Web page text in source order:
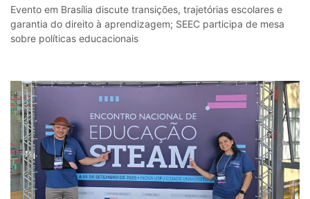
Evento em Brasília discute transições, trajetórias escolares e
garantia do direito à aprendizagem; SEEC participa de mesa
sobre políticas educacionais